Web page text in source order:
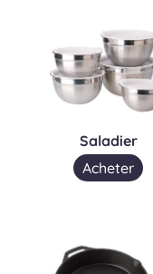
Saladier
Acheter